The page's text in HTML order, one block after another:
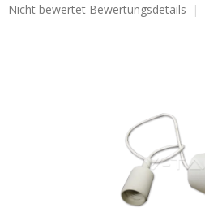
Die
Nicht bewertet Bewertungsdetails